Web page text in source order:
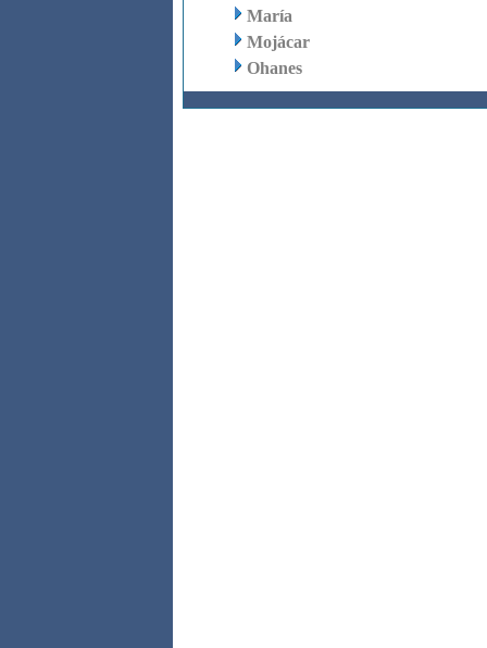
María
Mojácar
Ohanes